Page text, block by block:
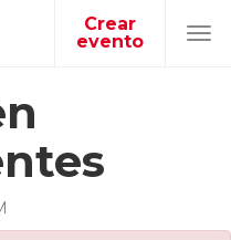
Crear
evento